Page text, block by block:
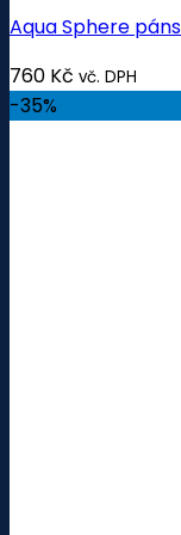
Aqua Sphere
760 Kč vč. DPH
-35%